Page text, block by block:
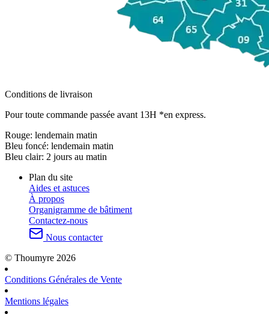
Conditions de livraison
Pour toute commande passée avant 13H *en express.
Rouge: lendemain matin
Bleu foncé: lendemain matin
Bleu clair: 2 jours au matin
Plan du site
Aides et astuces
À propos
Organigramme de bâtiment
Contactez-nous
Nous contacter
© Thoumyre 2026
Conditions Générales de Vente
Mentions légales